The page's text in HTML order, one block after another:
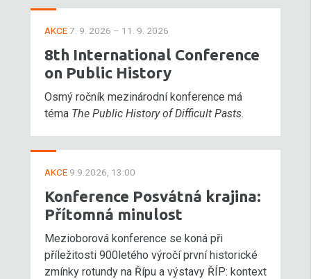
AKCE7. 9. 2026 – 11. 9. 2026
8th International Conference
on Public History
Osmý ročník mezinárodní konference má
téma The Public History of Difficult Pasts.
AKCE 9.9.2026, 13:00
Konference Posvátná krajina:
Přítomná minulost
Mezioborová konference se koná při
příležitosti 900letého výročí první historické
zmínky rotundy na Řípu a výstavy ŘÍP: kontext